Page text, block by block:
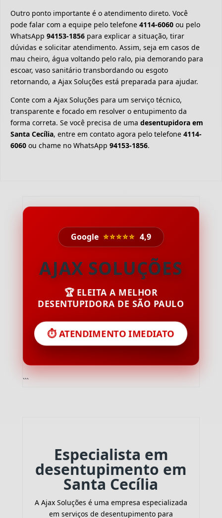
Outro ponto importante é o atendimento direto. Você
pode falar com a equipe pelo telefone 4114-6060 ou pelo
WhatsApp 94153-1856 para explicar a situação, tirar
dúvidas e solicitar atendimento. Assim, seja em casos de
mau cheiro, água voltando pelo ralo, pia demorando para
escoar, vaso sanitário transbordando ou esgoto
retornando, a Ajax Soluções está preparada para ajudar.
Conte com a Ajax Soluções para um serviço técnico,
transparente e focado em resolver o entupimento da
forma correta. Se você precisa de uma desentupidora em
Santa Cecília, entre em contato agora pelo telefone 4114-
6060 ou chame no WhatsApp 94153-1856.
Google ⭐⭐⭐⭐⭐ 4,9
AJAX SOLUÇÕES
🏆 ELEITA A MELHOR
DESENTUPIDORA DE SÃO PAULO
⏱️ ATENDIMENTO IMEDIATO
```
Especialista em
desentupimento em
Santa Cecília
A Ajax Soluções é uma empresa especializada
em serviços de desentupimento para